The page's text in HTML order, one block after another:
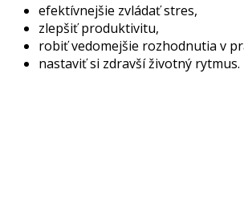
efektívnejšie zvládať stres,
zlepšiť produktivitu,
robiť vedomejšie rozhodnutia v
nastaviť si zdravší životný rytmus.